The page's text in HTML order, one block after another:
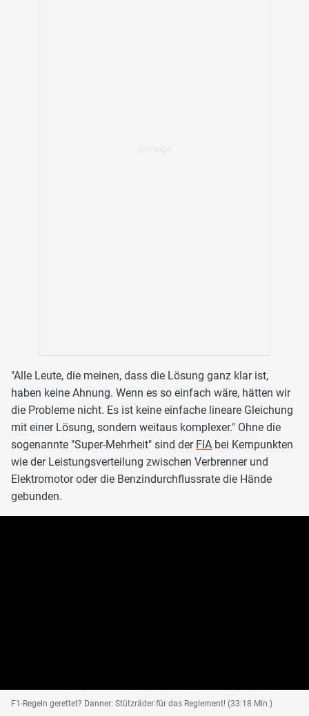
"Alle Leute, die meinen, dass die Lösung ganz klar ist,
haben keine Ahnung. Wenn es so einfach wäre, hätten wir
die Probleme nicht. Es ist keine einfache lineare Gleichung
mit einer Lösung, sondern weitaus komplexer." Ohne die
sogenannte "Super-Mehrheit" sind der FIA bei Kernpunkten
wie der Leistungsverteilung zwischen Verbrenner und
Elektromotor oder die Benzindurchflussrate die Hände
gebunden.
F1-Regeln gerettet? Danner: Stützräder für das Reglement! (33:18 Min.)